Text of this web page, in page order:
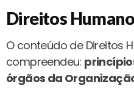
Direitos
O conteúdo de Direitos
compreendeu:
órgãos da